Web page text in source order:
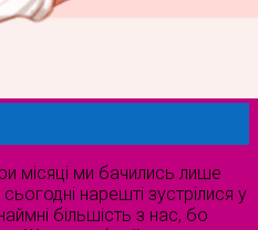
місяці ми бачились лише
нарешті зустрілися у
більшість з нас, бо